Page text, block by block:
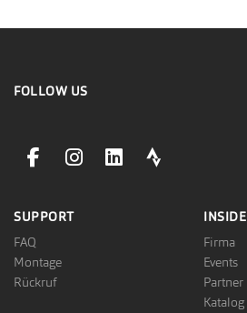
FOLLOW US
facebookLink
instagramLink
linkedinLinkstravaLink
SUPPORT
FAQ
Montage
Rückruf
INSIDE
Firma
Events
Partner
Katalog